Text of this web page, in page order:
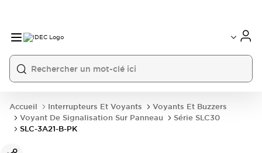
Accueil Interrupteurs Et Voyants
Voyants Et Buzzers
Voyant De Signalisation Sur Panneau
Série SLC30
SLC-3A21-B-PK